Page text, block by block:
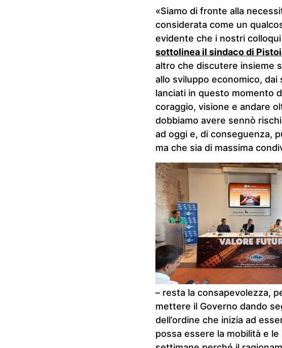
«Siamo di fronte alla
considerata come un
evidente che i nostri
sottolinea il sindaco di
altro che discutere insieme
allo sviluppo economico,
lanciati in questo momento
coraggio, visione e andare
dobbiamo avere sennò
ad oggi e, di conseguenza,
ma che sia di massima
– resta la consapevolezza,
mettere il Governo dando
dell’ordine che inizia ad
possa essere la mobilità e